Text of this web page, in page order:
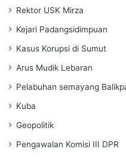
Rektor USK Mirza
Kejari Padangsidimpuan
Kasus Korupsi di Sumut
Arus Mudik Lebaran
Pelabuhan semayang
Kuba
Geopolitik
Pengawalan Komisi III DPR